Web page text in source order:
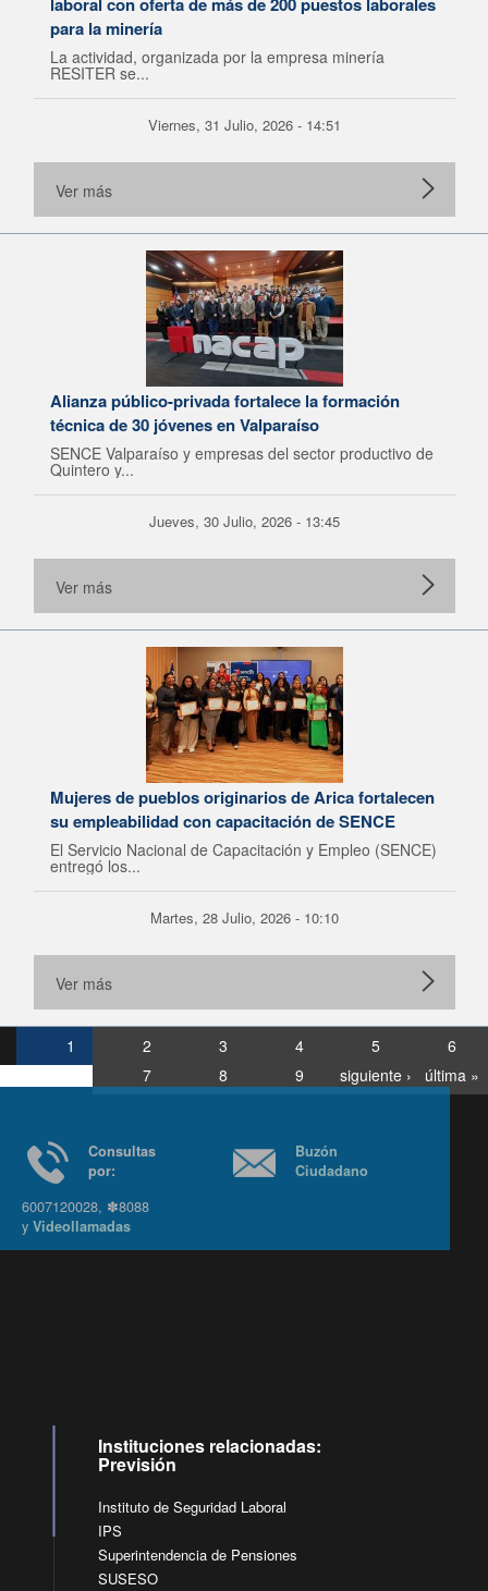
para la minería
La actividad, organizada por la empresa minería
RESITER se...
Viernes, 31 Julio, 2026 - 14:51
Ver más
Alianza público-privada fortalece la formación
técnica de 30 jóvenes en Valparaíso
SENCE Valparaíso y empresas del sector productivo de
Quintero y...
Jueves, 30 Julio, 2026 - 13:45
Ver más
Mujeres de pueblos originarios de Arica fortalecen
su empleabilidad con capacitación de SENCE
El Servicio Nacional de Capacitación y Empleo (SENCE)
entregó los...
Martes, 28 Julio, 2026 - 10:10
Ver más
1 2 3 4 5
6
7
8 9 siguiente › última »
Consultas
6007120028, ✽8088
yVideollamadas
Buzón
Ciudadano
Instituciones relacionadas:
Previsión
Instituto de Seguridad Laboral
IPS
Superintendencia de Pensiones
SUSESO